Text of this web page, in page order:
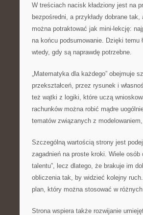
W treściach nacisk kładziony jest na
bezpośredni, a przykłady dobrane
można potraktować jak mini-lekcję:
na końcu podsumowanie. Dzięki temu
wtedy, gdy są naprawdę potrzebne.
„Matematyka dla każdego” obejmuje
przekształceń, przez rysunek i
też wątki z logiki, które uczą
rachunków można robić mądre
tematów związanych z
Szczególną wartością strony jest
zagadnień na proste kroki. Wiele
talentu”, lecz dlatego, że brakuje im
obliczenia tak, by widzieć kolejny
plan, który można stosować w
Strona wspiera także rozwijanie